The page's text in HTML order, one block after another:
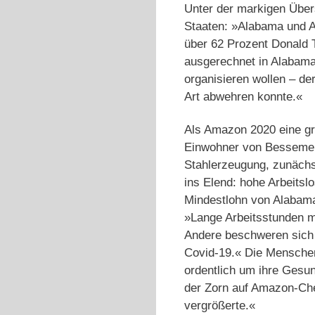
Unter der markigen
Staaten: »Alabama und
über 62 Prozent Donald
ausgerechnet in
organisieren wollen –
Art abwehren konnte.«
Als Amazon 2020 eine
Einwohner von
Stahlerzeugung,
ins Elend: hohe
Mindestlohn von
»Lange Arbeitsstunden
Andere beschweren
Covid-19.« Die
ordentlich um ihre
der Zorn auf Amazon-
vergrößerte.«